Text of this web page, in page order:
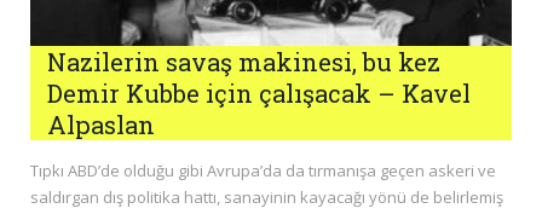
Nazilerin savaş makinesi, bu kez
Demir Kubbe için çalışacak – Kavel
Alpaslan
Tıpkı ABD’de olduğu gibi Avrupa’da da tırmanışa geçen askeri ve
saldırgan dış politika hattı, sanayinin kayacağı yönü de belirlemiş